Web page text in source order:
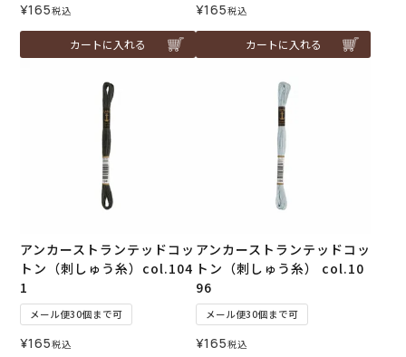
¥165税込
カートに入れる
¥165税込
カートに入れる
アンカーストランテッドコッ
トン（刺しゅう糸）col.104
1
メール便30個まで可
¥165税込
アンカーストランテッドコッ
トン（刺しゅう糸） col.10
96
メール便30個まで可
¥165税込